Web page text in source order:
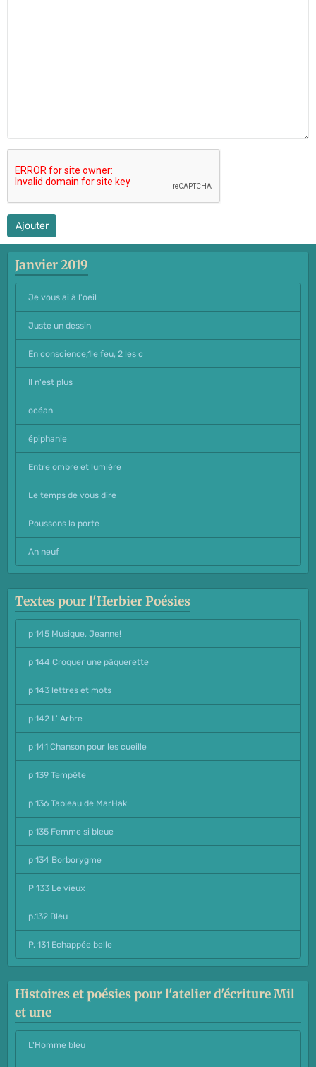
Ajouter
Janvier 2019
Je vous ai à l'oeil
Juste un dessin
En conscience,1le feu, 2 les c
Il n'est plus
océan
épiphanie
Entre ombre et lumière
Le temps de vous dire
Poussons la porte
An neuf
Textes pour l'Herbier Poésies
p 145 Musique, Jeanne!
p 144 Croquer une pâquerette
p 143 lettres et mots
p 142 L' Arbre
p 141 Chanson pour les cueille
p 139 Tempête
p 136 Tableau de MarHak
p 135 Femme si bleue
p 134 Borborygme
P 133 Le vieux
p.132 Bleu
P. 131 Echappée belle
Histoires et poésies pour l'atelier d'écriture Mil
et une
L'Homme bleu